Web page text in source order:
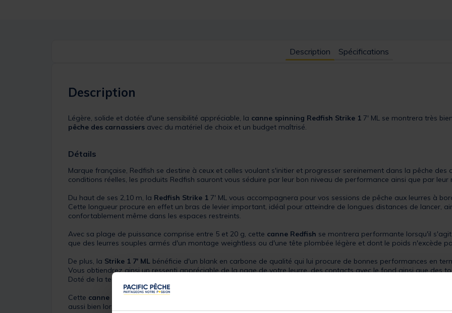
Description Spécifications
Description
Légère, solide et dotée d'une sensibilité appréciable, la canne spinning Redfish Strike 1 7' ML se montrera très
pêche des carnassiers avec du matériel de choix et un budget maîtrisé.
Détails
Marque française, Redfish se destine à ceux et celles voulant s'initier et progresser sereinement dans la pêche des
conditions réelles, les produits Redfish sauront vous séduire par leur bon niveau de performance ainsi que par
Du haut de ses 2,10 m, la Redfish Strike 1 7' ML vous accompagnera pour vos sessions de pêche aux leurres à
Cette longueur procure en effet un bras de levier important, idéal pour atteindre de longues distances de lancer,
confortablement même dans les espaces restreints.
Avec sa plage de puissance comprise entre 5 et 20 g, cette canne Redfish se montrera performante lorsqu'il
que des leurres souples armés d'un montage weightless ou d'une tête plombée légère et dont le poids n'excède
De plus, la Strike 1 7' ML bénéficie d'un blank en carbone de qualité qui lui procure de bonnes performances en
Vous obtiendrez ainsi un ressenti appréciable de la nage de votre leurre, des contacts avec le fond ainsi que des
Doté de la technologie ECP (Energy Concept Power), ce blank dispose de meilleures performances en termes de
Cette canne carnassierpossède également une rampe d'anneaux SiC qui, en plus de leur légèreté et de leur
aussi bien lors des lancers que de la récupération.